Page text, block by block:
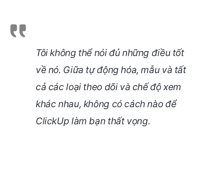
Tôi không thể nói đủ những điều tốt
về nó. Giữa tự động hóa, mẫu và tất
cả các loại theo dõi và chế độ xem
khác nhau, không có cách nào để
ClickUp làm bạn thất vọng.